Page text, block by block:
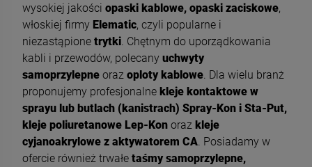
wysokiej jakości opaski kablowe, opaski zaciskowe,
włoskiej firmy Elematic, czyli popularne i
niezastąpione trytki . Chętnym do uporządkowania
kabli i przewodów, polecany uchwyty
samoprzylepne oraz oploty kablowe . Dla wielu branż
proponujemy profesjonalne kleje kontaktowe w
sprayu lub butlach (kanistrach) Spray-Kon i Sta-Put,
kleje poliuretanowe Lep-Kon oraz kleje
cyjanoakrylowe z aktywatorem CA . Posiadamy w
ofercie również trwałe taśmy samoprzylepne,